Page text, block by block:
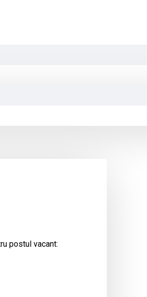
postul vacant: